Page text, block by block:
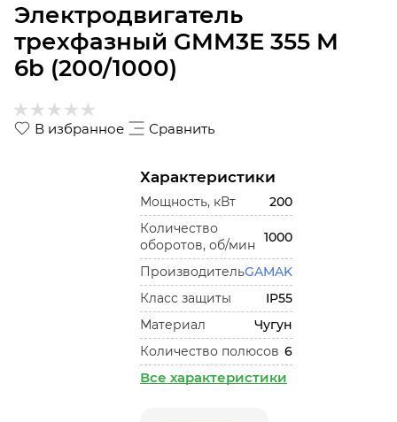
Электродвигатель
трехфазный GMM3E 355 M
6b (200/1000)
В избранное Сравнить
Характеристики
Мощность, кВт
200
Количество
оборотов, об/мин
1000
ПроизводительGAMAK
Класс защиты
IP55
Материал
Чугун
Количество полюсов 6
Все характеристики